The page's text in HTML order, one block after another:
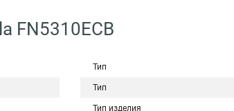
FN5310ECB
Тип
Тип
Тип изделия